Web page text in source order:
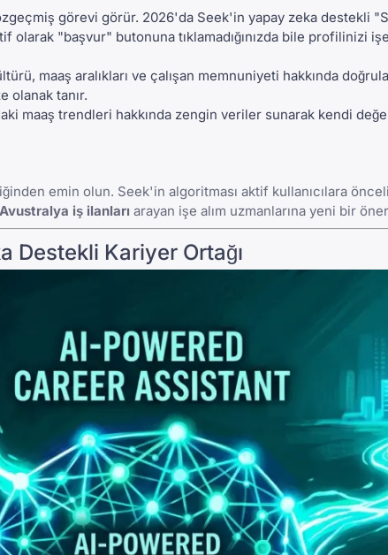
görevi görür. 2026'da Seek'in yapay zeka destekli
"başvur" butonuna tıklamadığınızda bile profilinizi işe
maaş aralıkları ve çalışan memnuniyeti hakkında
olanak tanır.
maaş trendleri hakkında zengin veriler sunarak kendi
emin olun. Seek'in algoritması aktif kullanıcılara
Avustralya iş ilanları arayan işe alım uzmanlarına yeni bir
Destekli Kariyer Ortağı